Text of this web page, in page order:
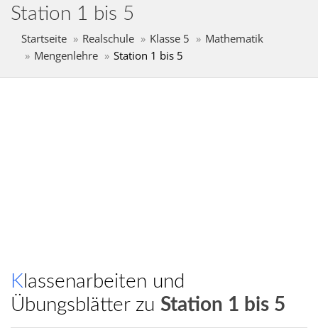
Station 1 bis 5
Startseite Realschule Klasse 5
Mathematik
Mengenlehre
Station 1 bis 5
Klassenarbeiten und
Übungsblätter zu Station 1 bis 5